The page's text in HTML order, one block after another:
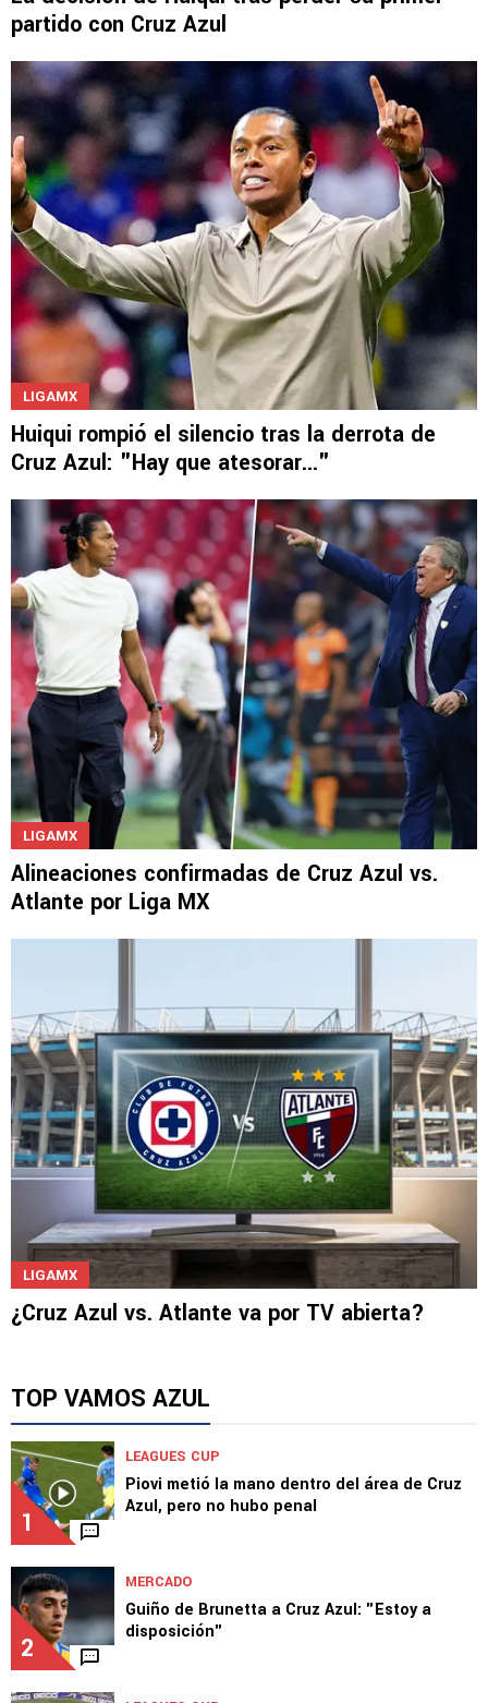
La decisión de Huiqui tras perder su primer
partido con Cruz Azul
Huiqui rompió el silencio tras la derrota de
Cruz Azul: "Hay que atesorar..."
Atlante por Liga MX
¿Cruz Azul vs. Atlante va por TV abierta?
TOP VAMOS AZUL
1
Piovi metió la mano dentro del área de Cruz
Azul, pero no hubo penal